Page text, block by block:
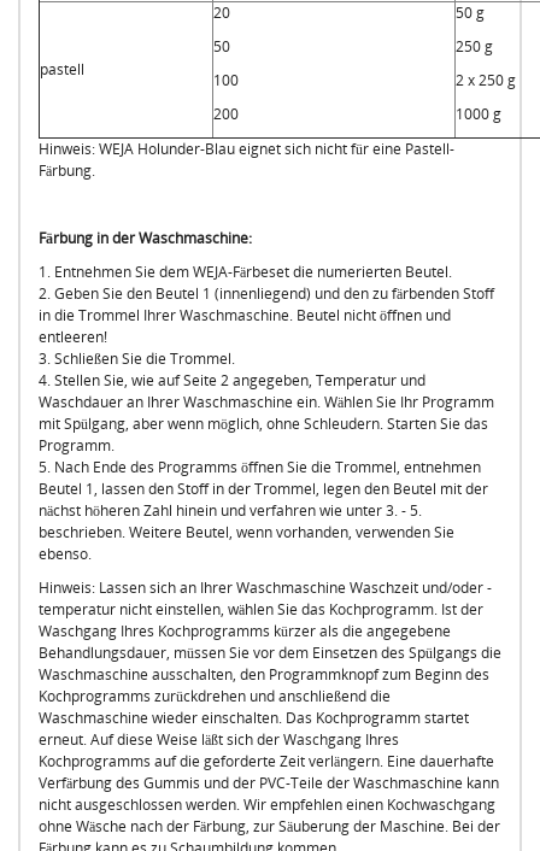
pastell
20
50
100
200
50 g
250 g
2 x 250 g
1000 g
Hinweis: WEJA Holunder-Blau eignet sich nicht für eine Pastell-
Färbung.
Färbung in der Waschmaschine:
1. Entnehmen Sie dem WEJA-Färbeset die numerierten Beutel.
2. Geben Sie den Beutel 1 (innenliegend) und den zu färbenden Stoff
in die Trommel Ihrer Waschmaschine. Beutel nicht öffnen und
entleeren!
3. Schließen Sie die Trommel.
4. Stellen Sie, wie auf Seite 2 angegeben, Temperatur und
Waschdauer an Ihrer Waschmaschine ein. Wählen Sie Ihr Programm
mit Spülgang, aber wenn möglich, ohne Schleudern. Starten Sie das
Programm.
5. Nach Ende des Programms öffnen Sie die Trommel, entnehmen
Beutel 1, lassen den Stoff in der Trommel, legen den Beutel mit der
nächst höheren Zahl hinein und verfahren wie unter 3. - 5.
beschrieben. Weitere Beutel, wenn vorhanden, verwenden Sie
ebenso.
Hinweis: Lassen sich an Ihrer Waschmaschine Waschzeit und/oder -
temperatur nicht einstellen, wählen Sie das Kochprogramm. Ist der
Waschgang Ihres Kochprogramms kürzer als die angegebene
Behandlungsdauer, müssen Sie vor dem Einsetzen des Spülgangs die
Waschmaschine ausschalten, den Programmknopf zum Beginn des
Kochprogramms zurückdrehen und anschließend die
Waschmaschine wieder einschalten. Das Kochprogramm startet
erneut. Auf diese Weise läßt sich der Waschgang Ihres
Kochprogramms auf die geforderte Zeit verlängern. Eine dauerhafte
Verfärbung des Gummis und der PVC-Teile der Waschmaschine kann
nicht ausgeschlossen werden. Wir empfehlen einen Kochwaschgang
ohne Wäsche nach der Färbung, zur Säuberung der Maschine. Bei der